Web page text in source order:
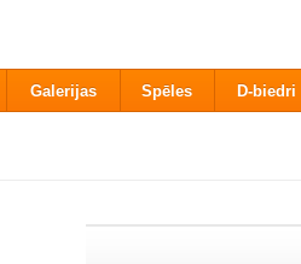
Galerijas Spēles D-biedri